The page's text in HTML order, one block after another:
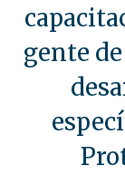
gente